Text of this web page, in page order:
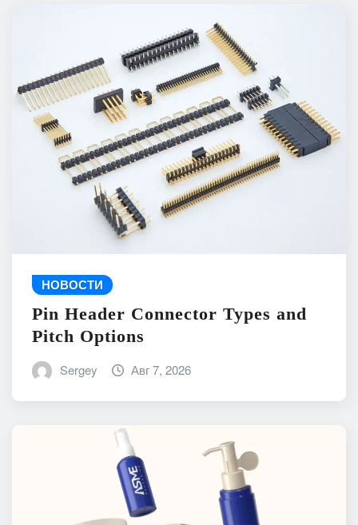
НОВОСТИ
Pin Header Connector Types and
Pitch Options
Sergey Авг 7, 2026